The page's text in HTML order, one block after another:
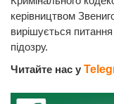
керівництвом
вирішується
підозру.
Читайте нас у